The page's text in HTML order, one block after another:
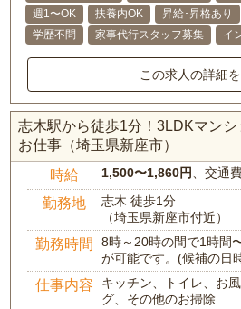
週1〜OK
扶養内OK 昇給･昇格あり
学歴不問
家事代行スタッフ募集 イ
この求人の詳細
志木駅から徒歩1分！3LDKマン
お仕事（埼玉県新座市）
時給 1,500〜1,860円 、交通
勤務地
志木 徒歩1分
（埼玉県新座市付近）
勤務時間
8時～20時の間で1時間
が可能です。(候補の日
仕事内容
キッチン、トイレ、お
グ、その他のお掃除